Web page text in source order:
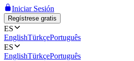
Iniciar Sesión
Regístrese gratis
ES
EnglishTürkçePortuguês
ES
EnglishTürkçePortuguês